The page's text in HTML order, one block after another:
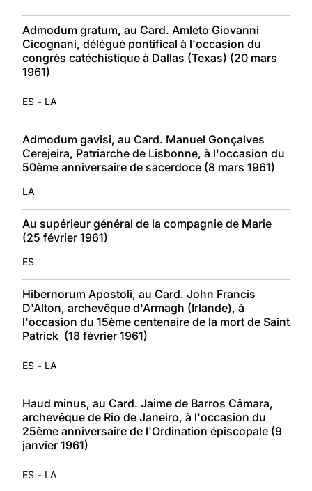
Admodum gratum, au Card. Amleto Giovanni
Cicognani, délégué pontifical à l'occasion du
congrès catéchistique à Dallas (Texas) (20 mars
1961)
ES - LA
Admodum gavisi, au Card. Manuel Gonçalves
Cerejeira, Patriarche de Lisbonne, à l'occasion du
50ème anniversaire de sacerdoce (8 mars 1961)
LA
Au supérieur général de la compagnie de Marie
(25 février 1961)
ES
Hibernorum Apostoli, au Card. John Francis
D'Alton, archevêque d'Armagh (Irlande), à
l'occasion du 15ème centenaire de la mort de Saint
Patrick (18 février 1961)
ES - LA
Haud minus, au Card. Jaime de Barros Câmara,
archevêque de Rio de Janeiro, à l'occasion du
25ème anniversaire de l'Ordination épiscopale (9
janvier 1961)
ES - LA